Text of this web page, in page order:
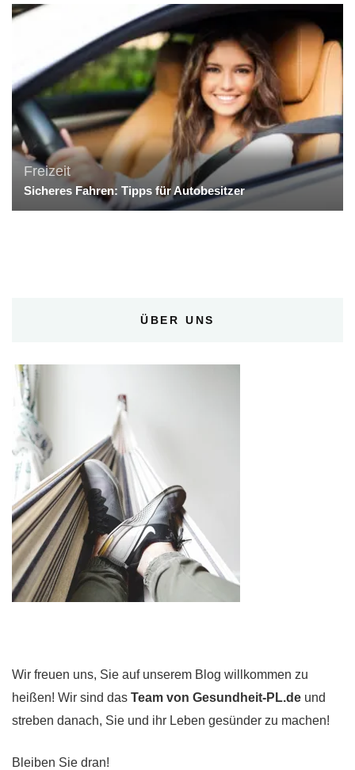
Freizeit
Sicheres Fahren: Tipps für Autobesitzer
ÜBER UNS
Wir freuen uns, Sie auf unserem Blog willkommen zu
heißen! Wir sind das Team von Gesundheit-PL.de und
streben danach, Sie und ihr Leben gesünder zu machen!
Bleiben Sie dran!